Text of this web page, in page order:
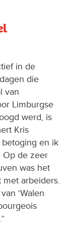
in de
die
van
Limburgse
werd, is
Kris
betoging en ik
Op de zeer
was het
arbeiders.
‘Walen